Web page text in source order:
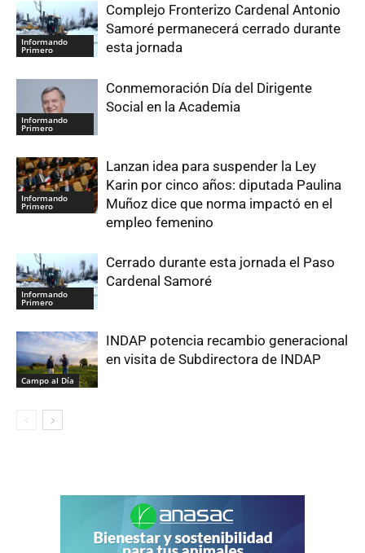
Informando
Primero
Complejo Fronterizo Cardenal Antonio
Samoré permanecerá cerrado durante
esta jornada
Informando
Primero
Conmemoración Día del Dirigente
Social en la Academia
Informando
Primero
Lanzan idea para suspender la Ley
Karin por cinco años: diputada Paulina
Muñoz dice que norma impactó en el
empleo femenino
Informando
Primero
Cerrado durante esta jornada el Paso
Cardenal Samoré
Campo al Día
INDAP potencia recambio generacional
en visita de Subdirectora de INDAP